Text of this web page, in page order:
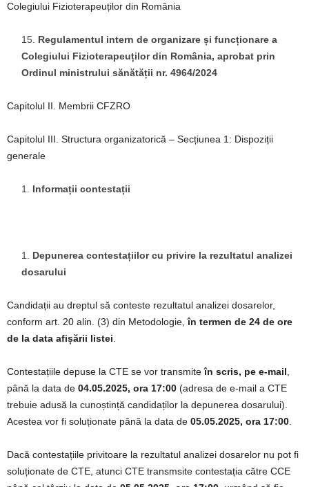
Colegiului Fizioterapeuților din România
Regulamentul intern de organizare și funcționare a
Colegiului Fizioterapeuților din România, aprobat prin
Ordinul ministrului sănătății nr. 4964/2024
Capitolul II. Membrii CFZRO
Capitolul III. Structura organizatorică – Secțiunea 1: Dispoziții
generale
Informații contestații
Depunerea contestațiilor cu privire la rezultatul analizei
dosarului
Candidații au dreptul să conteste rezultatul analizei dosarelor,
conform art. 20 alin. (3) din Metodologie,în termen de 24 de ore
de la data afișării listei
Contestațiile depuse la CTE se vor transmiteîn scris, pe e-mail
până la data de 04.05.2025, ora 17:00 (adresa de e-mail a CTE
trebuie adusă la cunoștință candidaților la depunerea dosarului).
Acestea vor fi soluționate până la data de 05.05.2025, ora 17:00
Dacă contestațiile privitoare la rezultatul analizei dosarelor nu pot fi
soluționate de CTE, atunci CTE transmsite contestația către CCE